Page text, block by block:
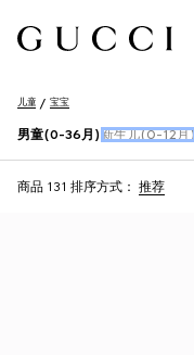
儿童 宝宝
男童(0-36月) 新生儿(0-12月)
商品 131 排序方式： 推荐